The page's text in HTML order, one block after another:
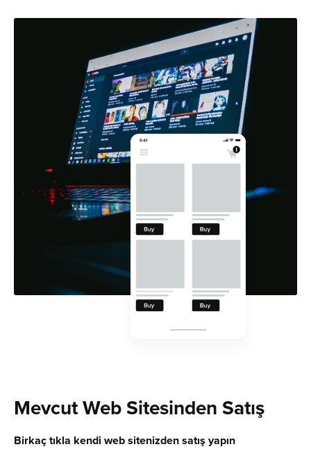
Mevcut Web Sitesinden Satış
Birkaç tıkla kendi web sitenizden satış yapın